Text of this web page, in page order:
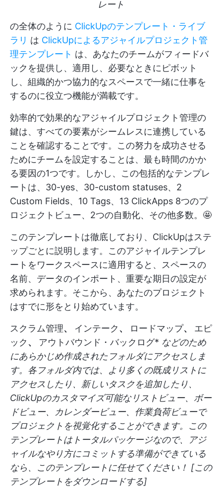
レート
の全体のように ClickUpのテンプレート・ライブ
ラリ は ClickUpによるアジャイルプロジェクト管
理テンプレート は、あなたのチームがフィードバ
ックを提供し、適用し、必要なときにピボット
し、組織的かつ協力的なスペースで一緒に仕事を
するのに役立つ機能が満載です。
効率的で効果的なアジャイルプロジェクト管理の
鍵は、すべての要素がシームレスに連携している
ことを確認することです。この努力を成功させる
ためにチームを設定することは、最も時間のかか
る要因の1つです。しかし、この包括的なテンプレ
ートは、30-yes、30-custom statuses、2
Custom Fields、10 Tags、13 ClickApps 8つのプ
ロジェクトビュー、2つの自動化、その他多数。🤩
このテンプレートは徹底しており、ClickUpはステ
ップごとに説明します。このアジャイルテンプレ
ートをワークスペースに適用すると、スペースの
名前、データのインポート、重要な期日の設定が
求められます。そこから、あなたのプロジェクト
はすでに形をとり始めています。
スクラム管理、 インテーク 、 ロードマップ、 エピ
ック 、 アウトバウンド・バックログ* などのため
にあらかじめ作成されたフォルダにアクセスしま
す。各フォルダ内では、より多くの既成リストに
アクセスしたり、新しいタスクを追加したり、
ClickUpのカスタマイズ可能なリストビュー、ボー
ドビュー、カレンダービュー、作業負荷ビューで
プロジェクトを視覚化することができます。この
テンプレートはトータルパッケージなので、アジ
ャイルなやり方にコミットする準備ができている
なら、このテンプレートに任せてください！ [この
テンプレートをダウンロードする]